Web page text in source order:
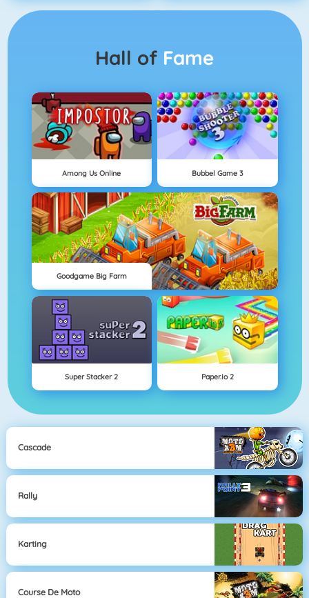
Hall of Fame
Among Us Online Bubbel Game 3
Goodgame Big Farm
Super Stacker 2 Paper.io 2
Cascade
Rally
Karting
Course De Moto